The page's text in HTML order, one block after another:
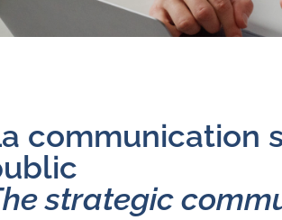
communication
strategic